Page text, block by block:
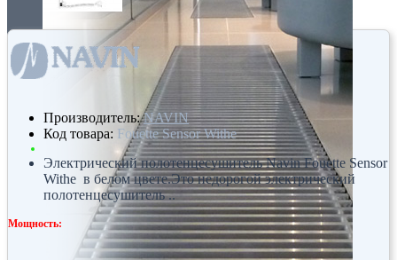
Производитель:NAVIN
Код товара: Fouette Sensor Withe
Электрический полотенцесушитель Navin Fouette Sensor
Withe в белом цвете.Это недорогой электрический
полотенцесушитель ..
Мощность: